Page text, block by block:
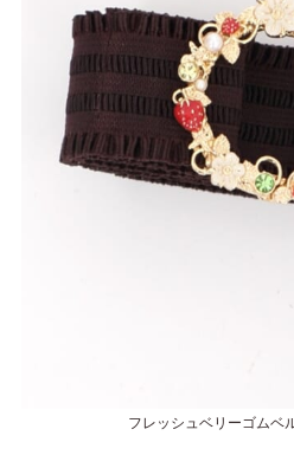
フレッシュベリーゴムベ